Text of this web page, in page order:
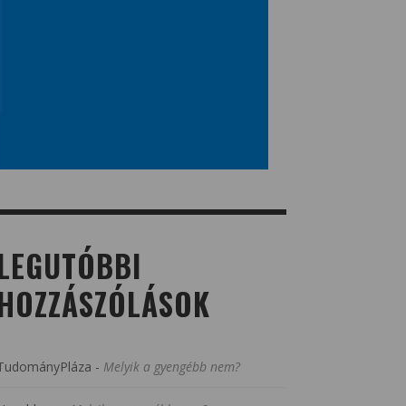
- Melyik a gyengébb nem?